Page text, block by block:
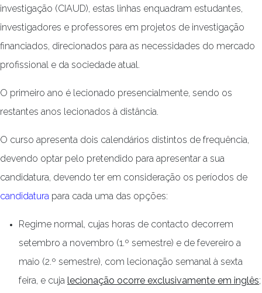
investigação (CIAUD), estas linhas enquadram estudantes,
investigadores e professores em projetos de investigação
financiados, direcionados para as necessidades do mercado
profissional e da sociedade atual.
O primeiro ano é lecionado presencialmente, sendo os
restantes anos lecionados à distância.
O curso apresenta dois calendários distintos de frequência,
devendo optar pelo pretendido para apresentar a sua
candidatura, devendo ter em consideração os períodos de
candidatura para cada uma das opções:
Regime normal, cujas horas de contacto decorrem
setembro a novembro (1.º semestre) e de fevereiro a
maio (2.º semestre), com lecionação semanal à sexta
feira, e cuja lecionação ocorre exclusivamente em inglês;